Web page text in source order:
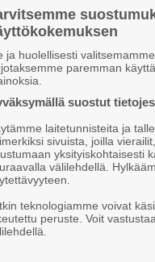
lähteeksi
ja huolellisesti valitsemamme
paremman
suostut
laitetunnisteita ja
sivuista, joilla
yksityiskohtaisesti
välilehdellä.
teknologiamme voivat
peruste. Voit